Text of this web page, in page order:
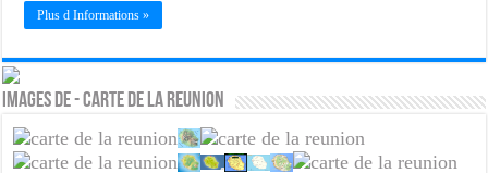
Plus d Informations »
Images de - Carte de la reunion